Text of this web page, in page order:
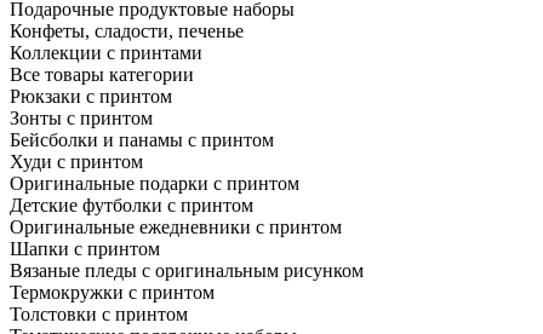
Подарочные продуктовые наборы
Конфеты, сладости, печенье
Коллекции с принтами
Все товары категории
Рюкзаки с принтом
Зонты с принтом
Бейсболки и панамы с принтом
Худи с принтом
Оригинальные подарки с принтом
Детские футболки с принтом
Оригинальные ежедневники с принтом
Шапки с принтом
Вязаные пледы с оригинальным рисунком
Термокружки с принтом
Толстовки с принтом